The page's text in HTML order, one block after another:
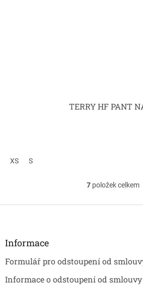
TERRY HF PANT
XS S
O
l
p
r
7položek celkem
Informace
Formulář pro odstoupení od
Informace o odstoupení od